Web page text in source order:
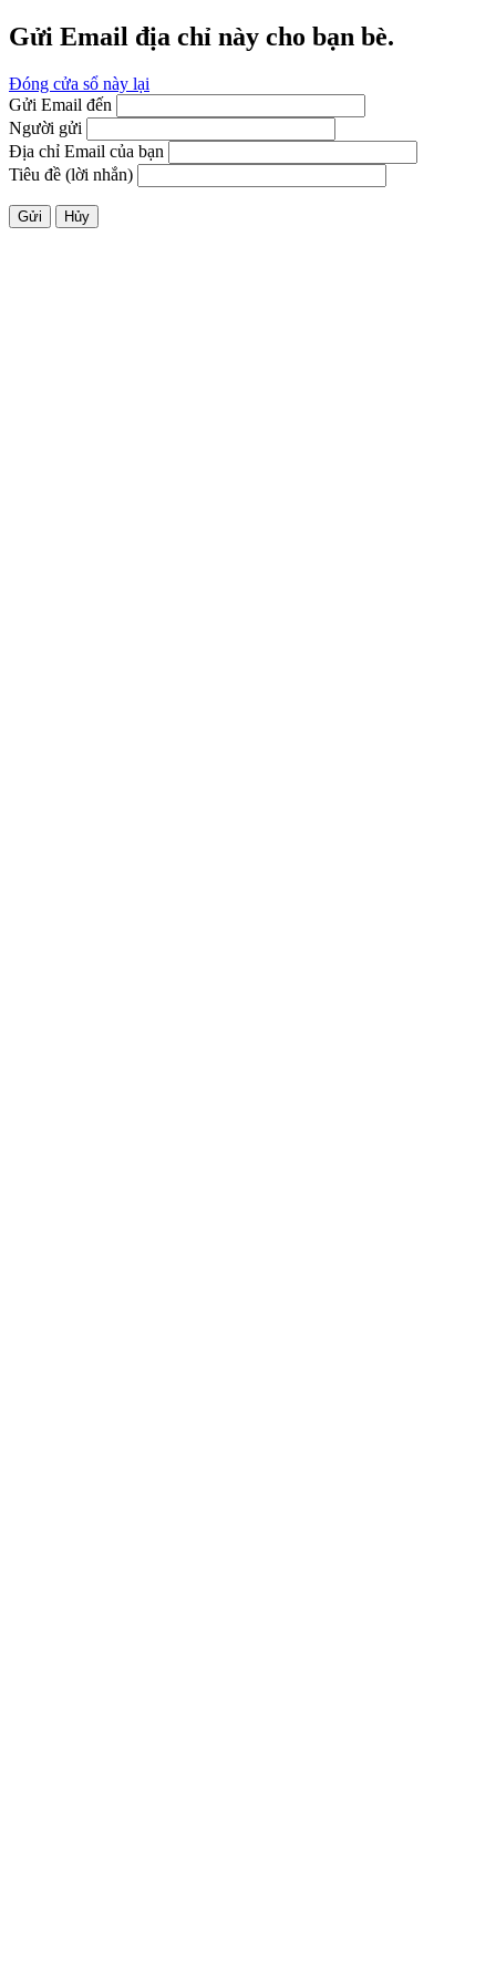
Gửi Email địa chỉ này cho bạn bè.
Đóng cửa sổ này lại
Gửi Email đến
Người gửi
Địa chỉ Email của bạn
Tiêu đề (lời nhắn)
Gửi Hủy